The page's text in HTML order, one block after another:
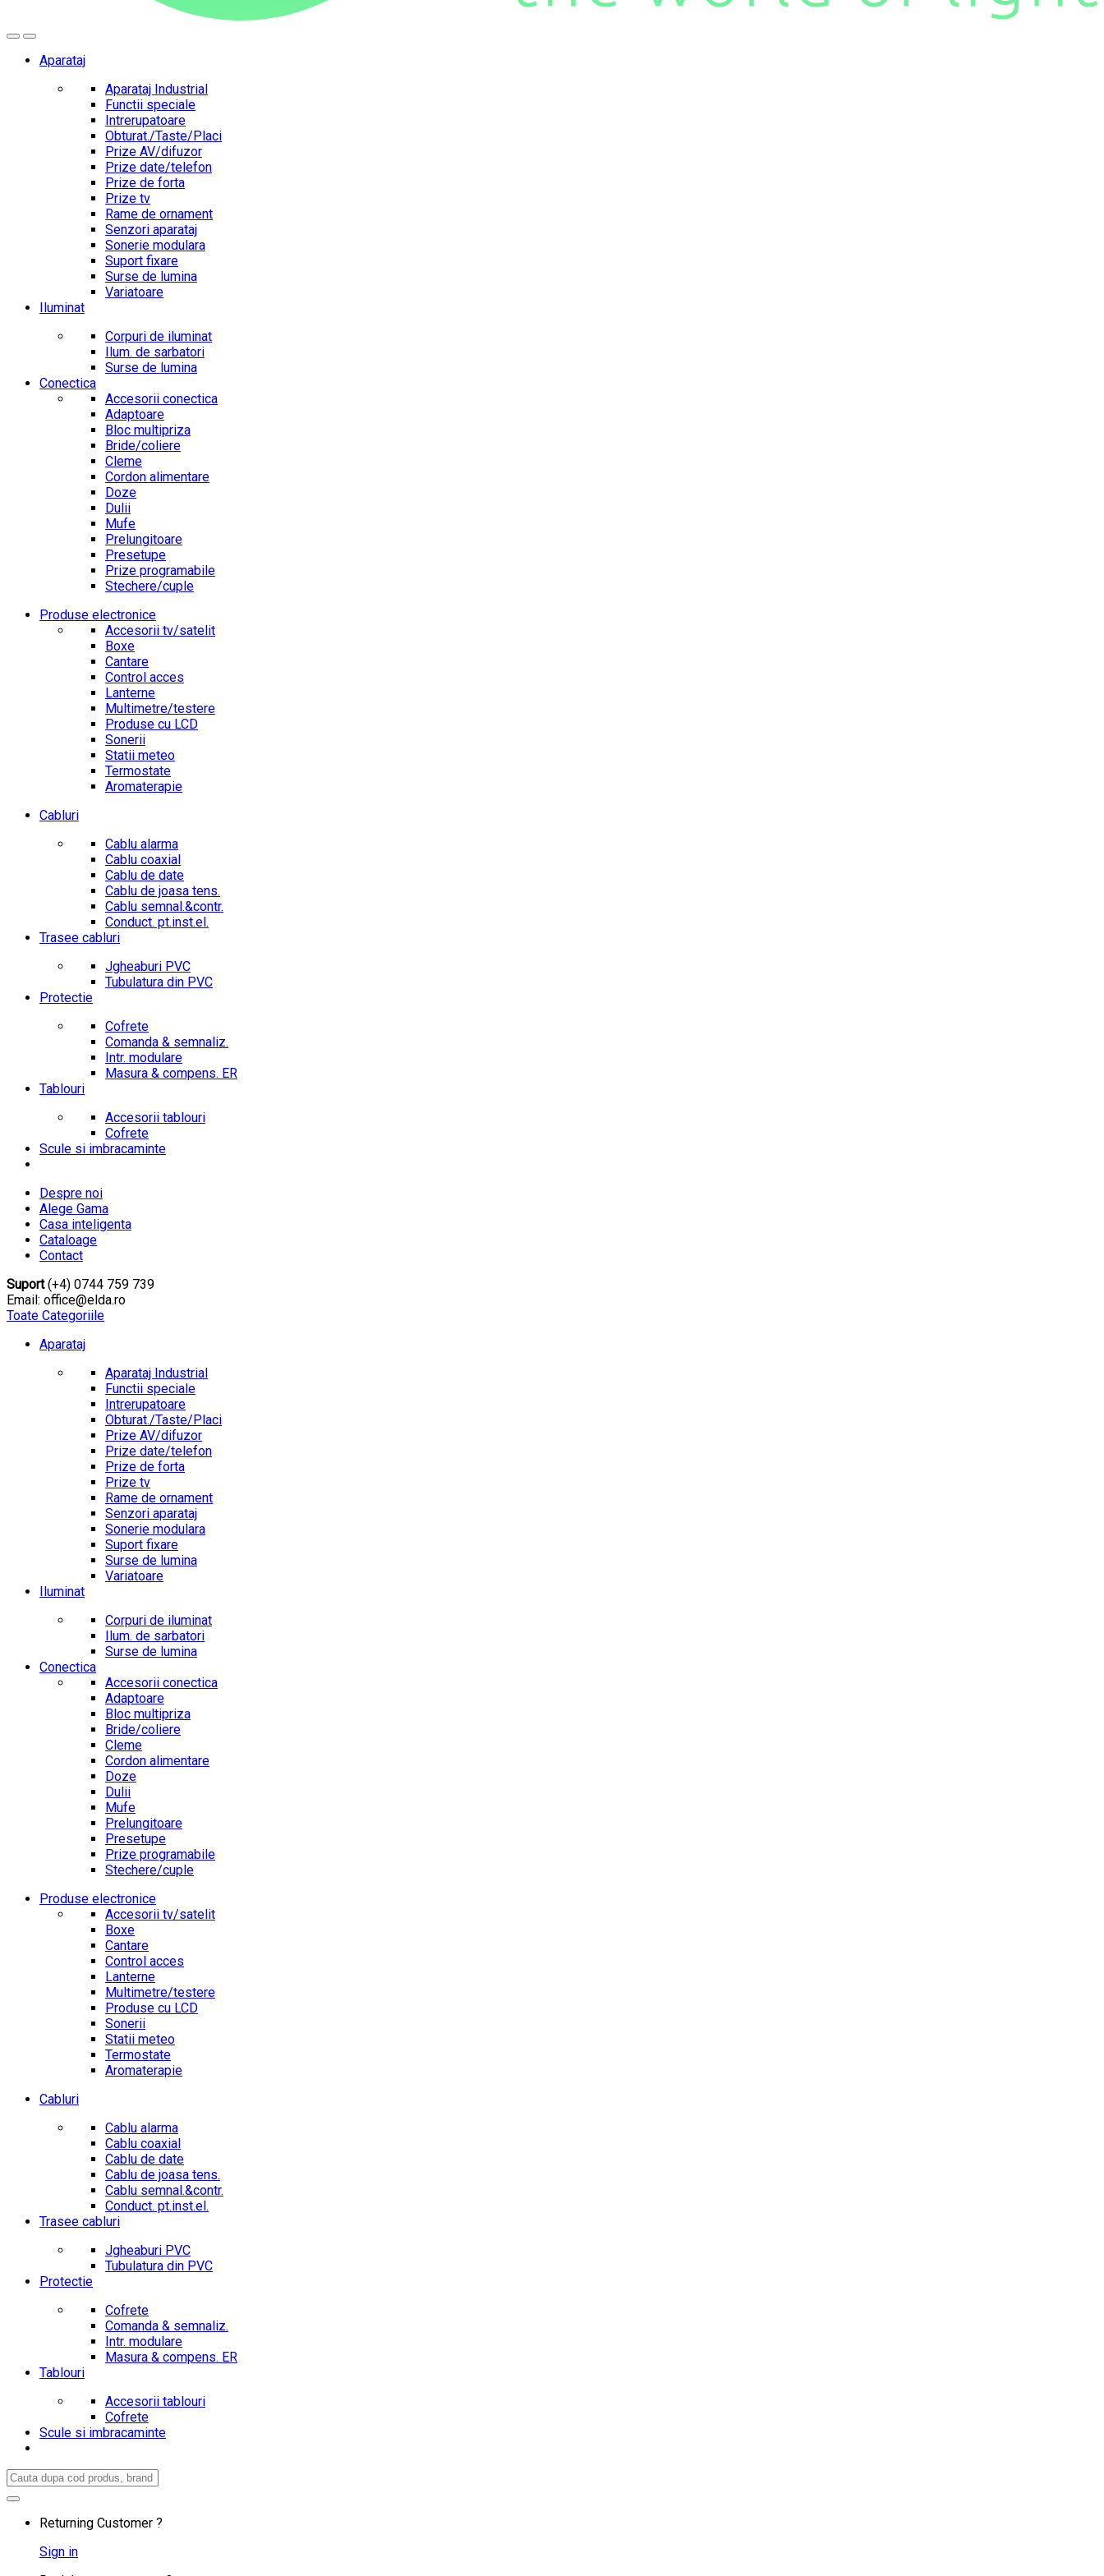
Aparataj
Aparataj Industrial
Functii speciale
Intrerupatoare
Obturat./Taste/Placi
Prize AV/difuzor
Prize date/telefon
Prize de forta
Prize tv
Rame de ornament
Senzori aparataj
Sonerie modulara
Suport fixare
Surse de lumina
Variatoare
Iluminat
Corpuri de iluminat
Ilum. de sarbatori
Surse de lumina
Conectica
Accesorii conectica
Adaptoare
Bloc multipriza
Bride/coliere
Cleme
Cordon alimentare
Doze
Dulii
Mufe
Prelungitoare
Presetupe
Prize programabile
Stechere/cuple
Produse electronice
Accesorii tv/satelit
Boxe
Cantare
Control acces
Lanterne
Multimetre/testere
Produse cu LCD
Sonerii
Statii meteo
Termostate
Aromaterapie
Cabluri
Cablu alarma
Cablu coaxial
Cablu de date
Cablu de joasa tens.
Cablu semnal.&contr.
Conduct. pt.inst.el.
Trasee cabluri
Jgheaburi PVC
Tubulatura din PVC
Protectie
Cofrete
Comanda & semnaliz.
Intr. modulare
Masura & compens. ER
Tablouri
Accesorii tablouri
Cofrete
Scule si imbracaminte
Despre noi
Alege Gama
Casa inteligenta
Cataloage
Contact
Suport(+4) 0744 759 739
Email: office@elda.ro
Toate Categoriile
Aparataj
Aparataj Industrial
Functii speciale
Intrerupatoare
Obturat./Taste/Placi
Prize AV/difuzor
Prize date/telefon
Prize de forta
Prize tv
Rame de ornament
Senzori aparataj
Sonerie modulara
Suport fixare
Surse de lumina
Variatoare
Iluminat
Corpuri de iluminat
Ilum. de sarbatori
Surse de lumina
Conectica
Accesorii conectica
Adaptoare
Bloc multipriza
Bride/coliere
Cleme
Cordon alimentare
Doze
Dulii
Mufe
Prelungitoare
Presetupe
Prize programabile
Stechere/cuple
Produse electronice
Accesorii tv/satelit
Boxe
Cantare
Control acces
Lanterne
Multimetre/testere
Produse cu LCD
Sonerii
Statii meteo
Termostate
Aromaterapie
Cabluri
Cablu alarma
Cablu coaxial
Cablu de date
Cablu de joasa tens.
Cablu semnal.&contr.
Conduct. pt.inst.el.
Trasee cabluri
Jgheaburi PVC
Tubulatura din PVC
Protectie
Cofrete
Comanda & semnaliz.
Intr. modulare
Masura & compens. ER
Tablouri
Accesorii tablouri
Cofrete
Scule si imbracaminte
Search
for:
Returning Customer ?
Sign in